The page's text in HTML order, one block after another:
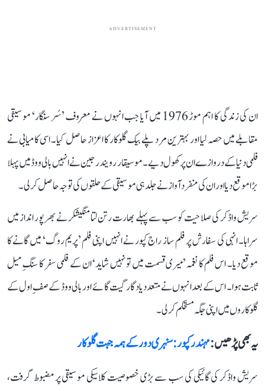
ADVERTISEMENT
ان کی زندگی کا اہم موڑ 1976 میں آیا جب انہوں نے معروف ’سُر سنگار‘ موسیقی
مقابلے میں حصہ لیا اور بہترین مرد پلے بیک گلوکار کا اعزاز حاصل کیا۔ اسی کامیابی نے
فلمی دنیا کے دروازے ان پر کھول دیے۔ موسیقار رویندر جین نے انہیں بالی ووڈ میں پہلا
بڑا موقع دیا اور ان کی منفرد آواز نے جلد ہی موسیقی کے حلقوں کی توجہ حاصل کر لی۔
سریش واڈکر کی صلاحیت کو سب سے پہلے بھارت رتن لتا منگیشکر نے بھرپور انداز میں
سراہا۔ انہی کی سفارش پر فلم ساز راج کپور نے انہیں اپنی فلم ’پریم روگ‘ میں گانے کا
موقع دیا۔ اس فلم کا نغمہ ’میری قسمت میں تو نہیں شاید‘ ان کے فلمی سفر کا سنگِ میل
ثابت ہوا۔ اس کے بعد انہوں نے متعدد یادگار گیت گائے اور بالی ووڈ کے صفِ اول کے
گلوکاروں میں اپنی جگہ مستحکم کر لی۔
یہ بھی پڑھیں :مہندر کپور: سنہری دور کے ہمہ جہت گلوکار
سریش واڈکر کی گائیکی کی سب سے بڑی خصوصیت کلاسیکی موسیقی پر مضبوط گرفت،